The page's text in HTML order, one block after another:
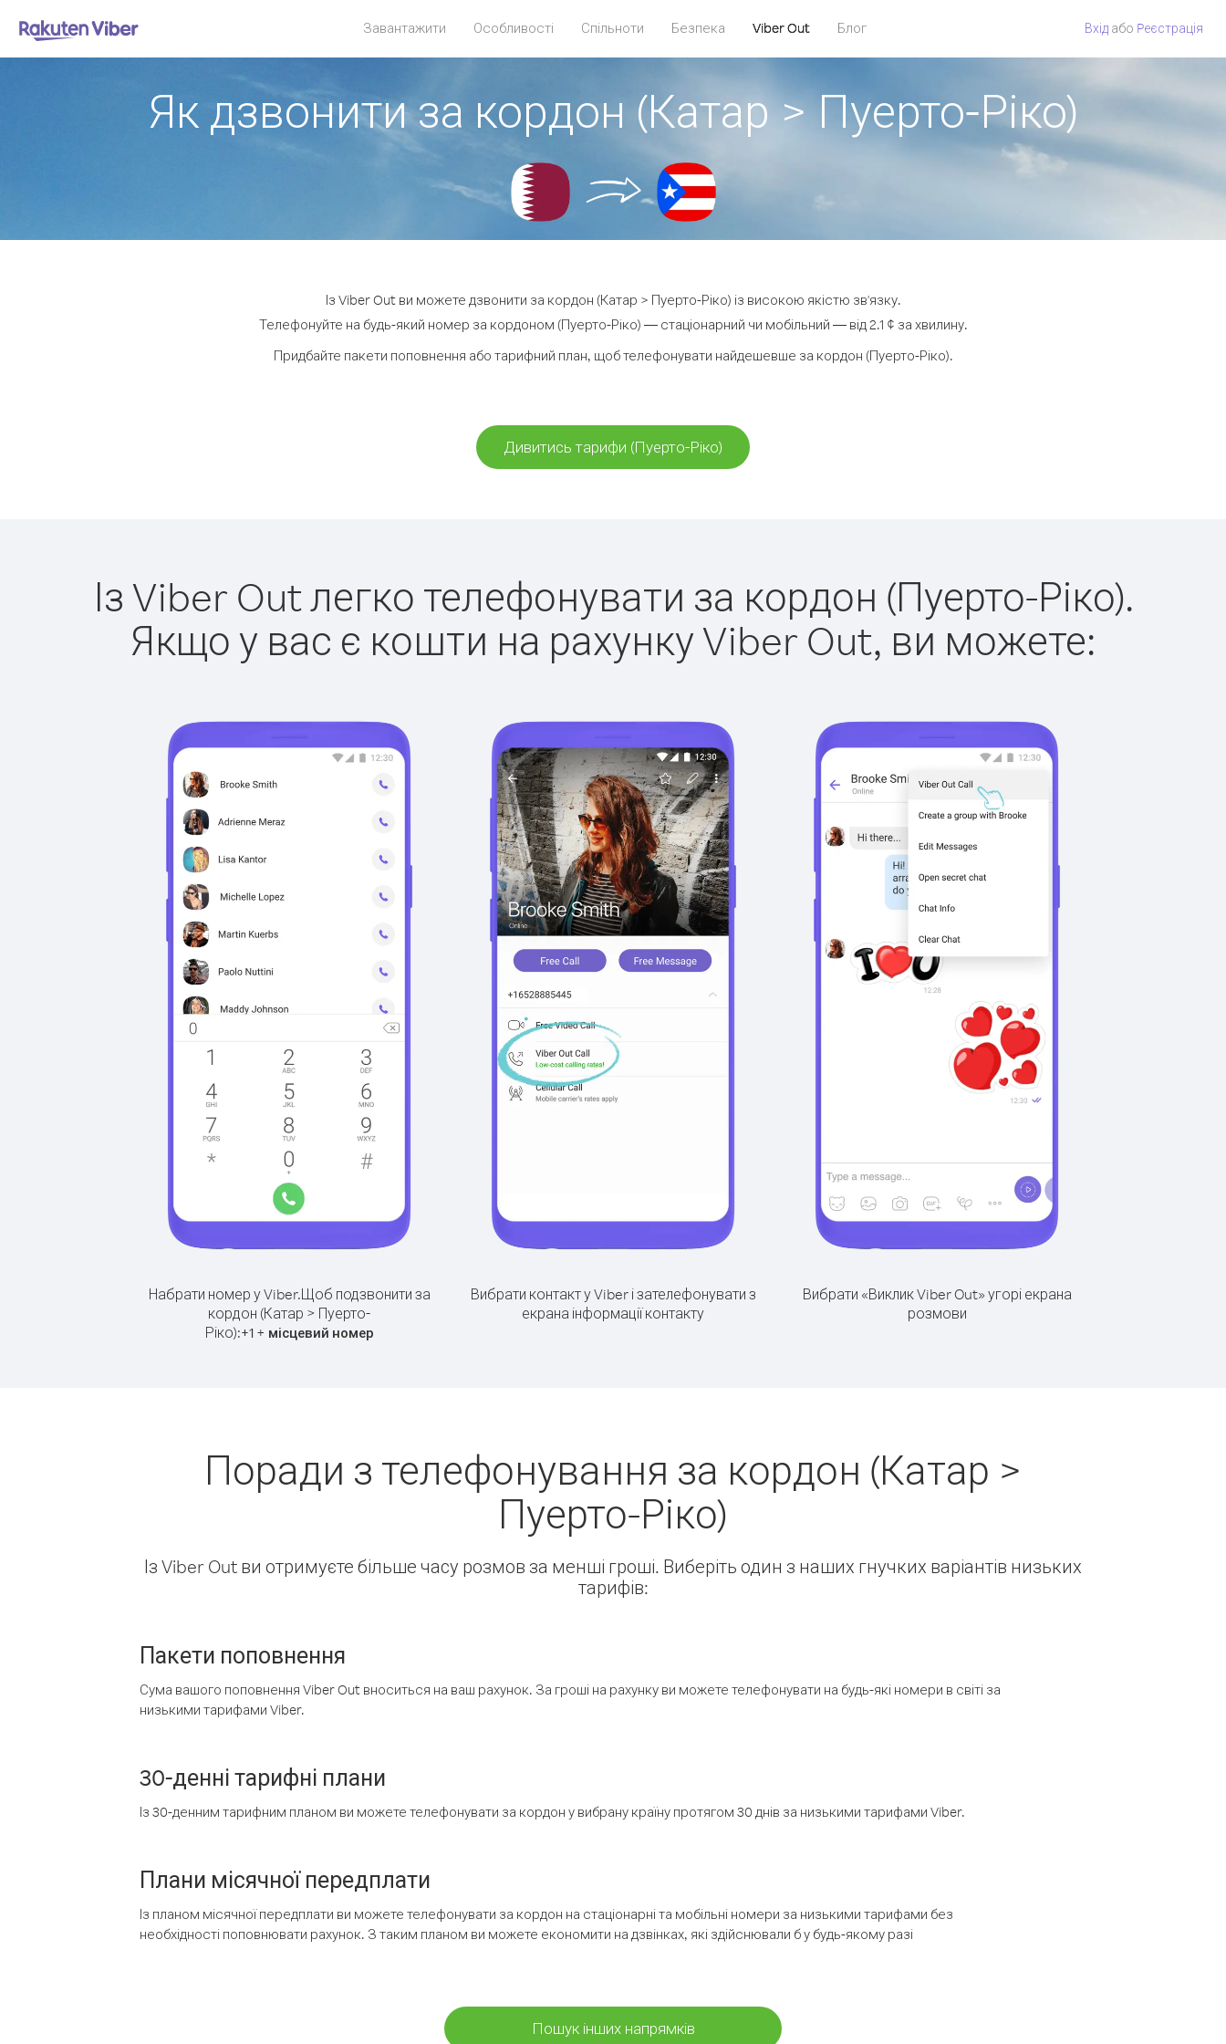
Завантажити Особливості Спільноти Безпека Viber Out Блог Вхід або Pеєстрація
Як дзвонити за кордон (Катар > Пуерто-Ріко)
Із Viber Out ви можете дзвонити за кордон (Катар > Пуерто-Ріко) із високою якістю зв'язку.
Телефонуйте на будь-який номер за кордоном (Пуерто-Ріко) — стаціонарний чи мобільний — від 2.1 ¢ за хвилину.
Придбайте пакети поповнення або тарифний план, щоб телефонувати найдешевше за кордон (Пуерто-Ріко).
Дивитись тарифи (Пуерто-Ріко)
Із Viber Out легко телефонувати за кордон (Пуерто-Ріко).
Якщо у вас є кошти на рахунку Viber Out, ви можете:
Набрати номер у Viber.Щоб подзвонити за
кордон (Катар > Пуерто-
Ріко):+1+ місцевий номер
Вибрати контакт у Viber і зателефонувати з
екрана інформації контакту
Вибрати «Виклик Viber Out» угорі екрана
розмови
Поради з телефонування за кордон (Катар >
Пуерто-Ріко)
Із Viber Out ви отримуєте більше часу розмов за менші гроші. Виберіть один з наших гнучких варіантів низьких
тарифів:
Пакети поповнення
Сума вашого поповнення Viber Out вноситься на ваш рахунок. За гроші на рахунку ви можете телефонувати на будь-які номери в світі за
низькими тарифами Viber.
30-денні тарифні плани
Із 30-денним тарифним планом ви можете телефонувати за кордон у вибрану країну протягом 30 днів за низькими тарифами Viber.
Плани місячної передплати
Із планом місячної передплати ви можете телефонувати за кордон на стаціонарні та мобільні номери за низькими тарифами без
необхідності поповнювати рахунок. З таким планом ви можете економити на дзвінках, які здійснювали б у будь-якому разі
Пошук інших напрямків